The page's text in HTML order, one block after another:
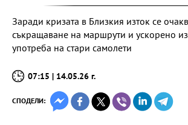
Заради кризата в Близкия изток се
съкращаване на маршрути и ускорено
употреба на стари самолети
07:15 | 14.05.26 г.
СПОДЕЛИ: